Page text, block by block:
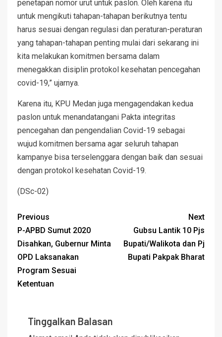
penetapan nomor urut untuk paslon. Oleh karena itu
untuk mengikuti tahapan-tahapan berikutnya tentu
harus sesuai dengan regulasi dan peraturan-peraturan
yang tahapan-tahapan penting mulai dari sekarang ini
kita melakukan komitmen bersama dalam
menegakkan disiplin protokol kesehatan pencegahan
covid-19,” ujarnya.
Karena itu, KPU Medan juga mengagendakan kedua
paslon untuk menandatangani Pakta integritas
pencegahan dan pengendalian Covid-19 sebagai
wujud komitmen bersama agar seluruh tahapan
kampanye bisa terselenggara dengan baik dan sesuai
dengan protokol kesehatan Covid-19.
(DSc-02)
Previous
P-APBD Sumut 2020
Disahkan, Gubernur Minta
OPD Laksanakan
Program Sesuai
Ketentuan
Next
Gubsu Lantik 10 Pjs
Bupati/Walikota dan Pj
Bupati Pakpak Bharat
Tinggalkan Balasan